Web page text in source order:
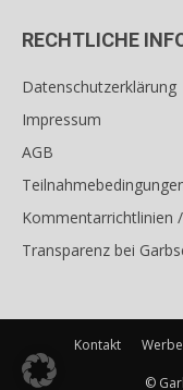
RECHTLICHE
Datenschutzerklärung
Impressum
AGB
Kommentarrichtlinien
Transparenz bei
Kontakt
©